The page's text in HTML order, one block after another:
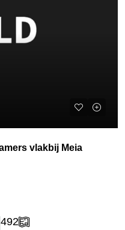
vlakbij Meia
492